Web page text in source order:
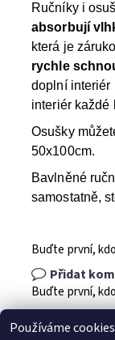
Ručníky i
absorbují
která je
rychle
doplní interiér
interiér každé
Osušky
50x100cm.
Bavlněné
samostatně,
Buďte první,
Přidat
Buďte první,
Používáme